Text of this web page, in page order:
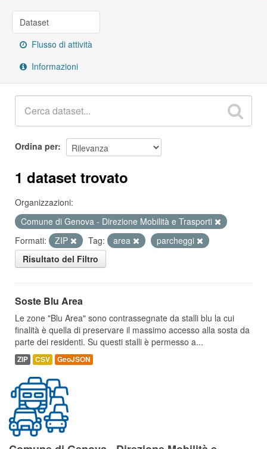
Dataset
Flusso di attività
Informazioni
Ordina per
1 dataset trovato
Organizzazioni:
Comune di Genova - Direzione Mobilità e Trasporti
Formati:
ZIP Tag: area
parcheggi
Risultato del Filtro
Soste Blu Area
Le zone "Blu Area" sono contrassegnate da stalli blu la cui
finalità è quella di preservare il massimo accesso alla sosta da
parte dei residenti. Su questi stalli è permesso a...
ZIP CSV GeoJSON